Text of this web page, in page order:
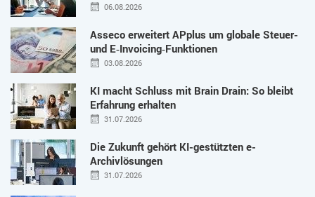
06.08.2026
Asseco erweitert APplus um globale Steuer-
und E‑Invoicing‑Funktionen
03.08.2026
KI macht Schluss mit Brain Drain: So bleibt
Erfahrung erhalten
31.07.2026
Die Zukunft gehört KI-gestützten e-
Archivlösungen
31.07.2026